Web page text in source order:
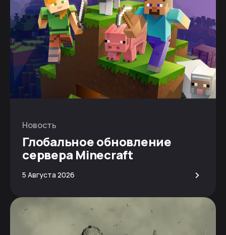
Новость
Глобальное обновление
сервера Minecraft
5 Августа 2026 >